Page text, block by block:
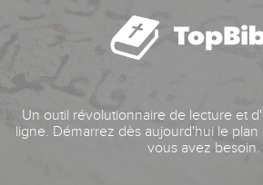
Un outil révolutionnaire de lecture et
ligne. Démarrez dès aujourd'hui le
vous avez besoin.